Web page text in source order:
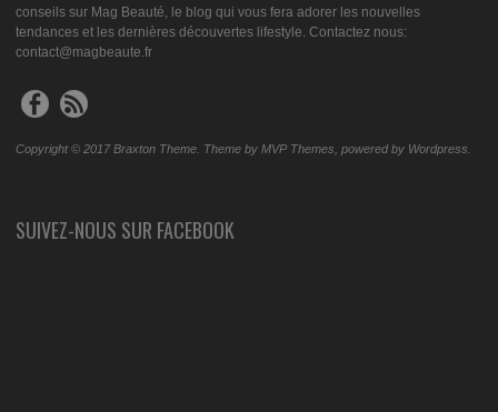
conseils sur Mag Beauté, le blog qui vous fera adorer les nouvelles
tendances et les dernières découvertes lifestyle. Contactez nous:
contact@magbeaute.fr
Copyright © 2017 Braxton Theme. Theme by MVP Themes, powered by Wordpress.
SUIVEZ-NOUS SUR FACEBOOK